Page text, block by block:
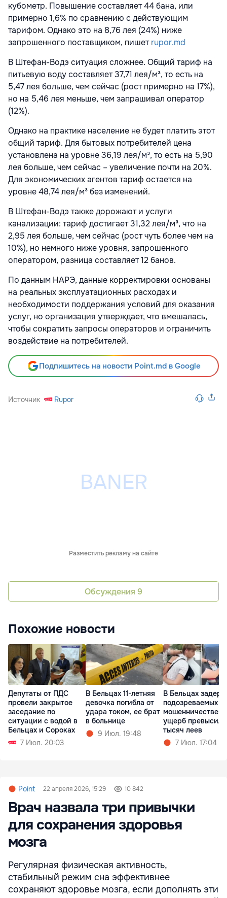
кубометр. Повышение составляет 44 бана, или
примерно 1,6% по сравнению с действующим
тарифом. Однако это на 8,76 лея (24%) ниже
запрошенного поставщиком, пишетrupor.md
В Штефан-Водэ ситуация сложнее. Общий тариф на
питьевую воду составляет 37,71 лея/м³, то есть на
5,47 лея больше, чем сейчас (рост примерно на 17%),
но на 5,46 лея меньше, чем запрашивал оператор
(12%).
Однако на практике население не будет платить этот
общий тариф. Для бытовых потребителей цена
установлена на уровне 36,19 лея/м³, то есть на 5,90
лея больше, чем сейчас – увеличение почти на 20%.
Для экономических агентов тариф остается на
уровне 48,74 лея/м³ без изменений.
В Штефан-Водэ также дорожают и услуги
канализации: тариф достигает 31,32 лея/м³, что на
2,95 лея больше, чем сейчас (рост чуть более чем на
10%), но немного ниже уровня, запрошенного
оператором, разница составляет 12 банов.
По данным НАРЭ, данные корректировки основаны
на реальных эксплуатационных расходах и
необходимости поддержания условий для оказания
услуг, но организация утверждает, что вмешалась,
чтобы сократить запросы операторов и ограничить
воздействие на потребителей.
Подпишитесь на новости Point.md в Google
Источник Rupor
Разместить рекламу на сайте
Обсуждения 9
Похожие новости
Депутаты от ПДС
провели закрытое
заседание по
ситуации с водой в
Бельцах и Сороках
7 Июл. 20:03
В Бельцах 11-летняя
девочка погибла от
удара током, ее брат
в больнице
9 Июл. 19:48
В Бельцах
подозреваемых в
мошенничестве:
ущерб превысил
тысяч леев
7 Июл. 17:04
Point 22 апреля 2026, 15:29 10 842
Врач назвала три привычки
для сохранения здоровья
мозга
Регулярная физическая активность,
стабильный режим сна эффективнее
сохраняют здоровье мозга, если дополнять эти